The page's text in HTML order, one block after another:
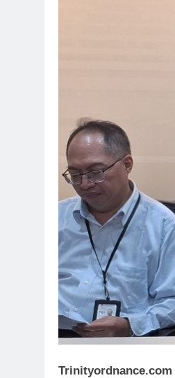
Trinityordnance.com